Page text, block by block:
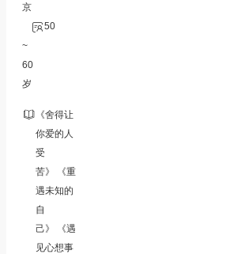
京
50
~
60
岁
《舍得让
你爱的人
受
苦》 《重
遇未知的
自
己》 《遇
见心想事